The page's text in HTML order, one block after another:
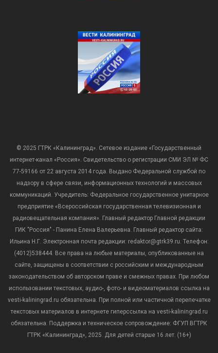
© 2025 ГТРК «Калининград». Сетевое издание «Государственный
интернет-канал «Россия». Свидетельство о регистрации СМИ ЭЛ № ФС
77-59166 от 22 августа 2014 года. Выдано Федеральной службой по
надзору в сфере связи, информационных технологий и массовых
коммуникаций. Учредитель: Федеральное государственное унитарное
предприятие «Всероссийская государственная телевизионная и
радиовещательная компания». Главный редактор Главной редакции
ГИК "Россия" - Панина Елена Валерьевна. Главный редактор сайта:
Ильина Н.Г. Электронная почта редакции: redaktor@gtrk39.ru. Телефон:
(4012)538444. Все права на любые материалы, опубликованные на
сайте, защищены в соответствии с российским и международным
законодательством об авторском праве и смежных правах. При любом
использовании текстовых, аудио-, фото- и видеоматериалов ссылка на
vesti-kaliningrad.ru обязательна. При полной или частичной перепечатке
текстовых материалов в интернете гиперссылка на vesti-kaliningrad.ru
обязательна. Поддержка и техническое сопровождение: ФГУП ВГТРК
ГТРК «Калининград», 2025. Для детей старше 16 лет. (16+)